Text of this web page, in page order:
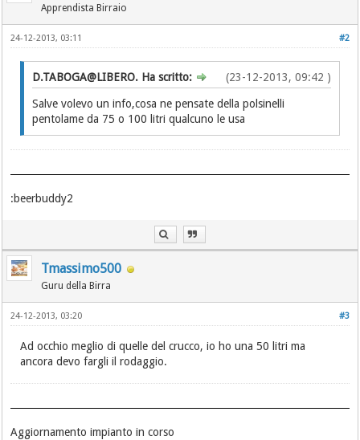
Apprendista Birraio
#2
24-12-2013, 03:11
(23-12-2013, 09:42 )
D.TABOGA@LIBERO. Ha scritto:
Salve volevo un info,cosa ne pensate della polsinelli
pentolame da 75 o 100 litri qualcuno le usa
:beerbuddy2
Tmassimo500
Guru della Birra
#3
24-12-2013, 03:20
Ad occhio meglio di quelle del crucco, io ho una 50 litri ma
ancora devo fargli il rodaggio.
Aggiornamento impianto in corso